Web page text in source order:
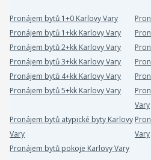
Pronájem bytů 1+0 Karlovy Vary
Pronájem bytů 1+kk Karlovy Vary
Pronájem bytů 2+kk Karlovy Vary
Pronájem bytů 3+kk Karlovy Vary
Pronájem bytů 4+kk Karlovy Vary
Pronájem bytů 5+kk Karlovy Vary
Vary
Pronájem bytů atypické byty Karlovy
Vary
Vary
Pronájem bytů pokoje Karlovy Vary